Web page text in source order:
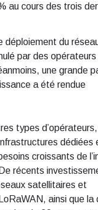
au cours des trois
déploiement du
par des
une grande
a été rendue
types
dédiées
croissants de
récents
satellitaires et
ainsi que la